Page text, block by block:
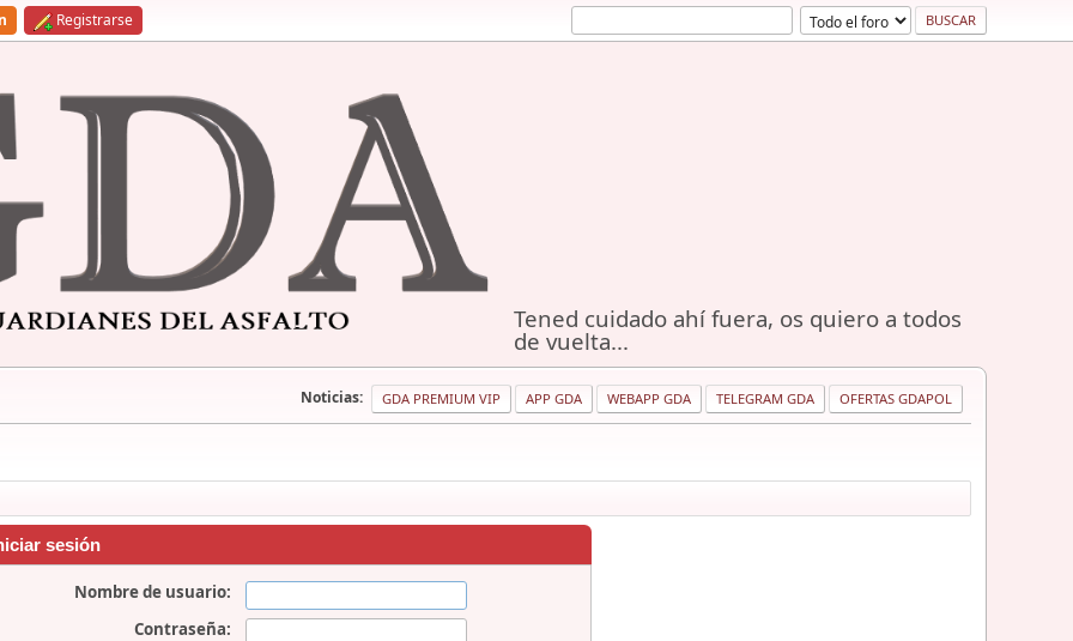
Registrarse
Tened cuidado ahí fuera, os quiero a todos
de vuelta...
Noticias: GDA PREMIUM VIP APP GDA WEBAPP GDA TELEGRAM GDA OFERTAS GDAPOL
sesión
Nombre de usuario:
Contraseña: